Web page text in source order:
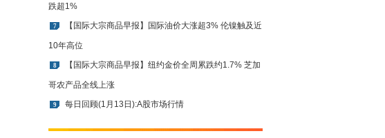
跌超1%
7 【国际大宗商品早报】国际油价大涨超3% 伦镍触及近
10年高位
8 【国际大宗商品早报】纽约金价全周累跌约1.7% 芝加
哥农产品全线上涨
9 每日回顾(1月13日):A股市场行情